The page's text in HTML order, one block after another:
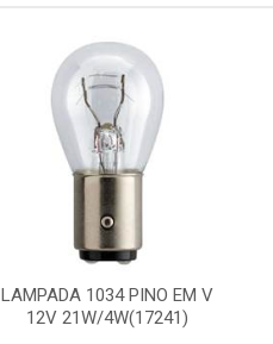
LAMPADA 1034 PINO EM V
12V 21W/4W(17241)